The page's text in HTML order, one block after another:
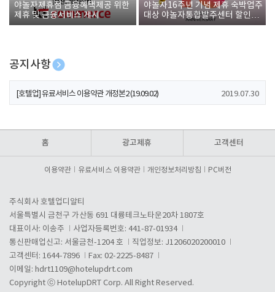
야놀자제휴점 금융혜택제공 위한
제휴 및 금융서비스 게시
야놀자16주년 기념 제휴 숙박업주
대상 야놀자통합발주센터 할인쿠
폰 증정
공지사항
[호텔업] 개인정보 처리방침 개정본1 (19.09.02)
[호텔업] 유료서비스 이용약관 개정본2 (19.09.02) 2019.07.30
홈 광고제휴 고객센터
이용약관 유료서비스 이용약관 개인정보처리방침 PC버전
주식회사 호텔업디알티
서울특별시 금천구 가산동 691 대륭테크노타운20차 1807호
대표이사: 이송주
사업자등록번호: 441-87-01934
통신판매업신고: 서울금천-1204 호
직업정보: J1206020200010
고객센터: 1644-7896
Fax: 02-2225-8487
이메일: hdrt1109@hotelupdrt.com
Copyright ⓒ HotelupDRT Corp. All Right Reserved.